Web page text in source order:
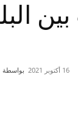
بواسطة 16 أكتوبر 2021